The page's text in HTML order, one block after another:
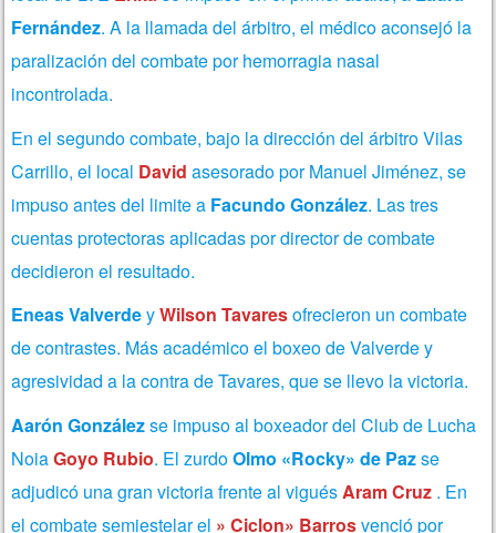
Fernández. A la llamada del árbitro, el médico aconsejó la
paralización del combate por hemorragia nasal
incontrolada.
En el segundo combate, bajo la dirección del árbitro Vilas
Carrillo, el local David asesorado por Manuel Jiménez, se
impuso antes del limite a Facundo González. Las tres
cuentas protectoras aplicadas por director de combate
decidieron el resultado.
Eneas ValverdeyWilson Tavaresofrecieron un combate
de contrastes. Más académico el boxeo de Valverde y
agresividad a la contra de Tavares, que se llevo la victoria.
Aarón Gonzálezse impuso al boxeador del Club de Lucha
NoiaGoyo Rubio. El zurdoOlmo «Rocky» de Pazse
adjudicó una gran victoria frente al viguésAram Cruz . En
el combate semiestelar el » Ciclon» Barrosvenció por